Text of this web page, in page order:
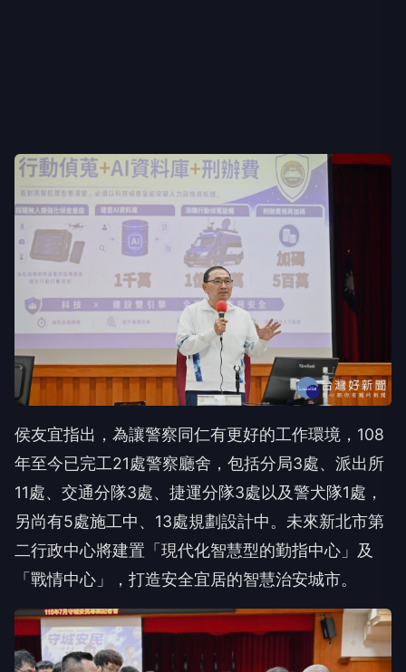
侯友宜指出，為讓警察同仁有更好的工作環境，108
年至今已完工21處警察廳舍，包括分局3處、派出所
11處、交通分隊3處、捷運分隊3處以及警犬隊1處，
另尚有5處施工中、13處規劃設計中。未來新北市第
二行政中心將建置「現代化智慧型的勤指中心」及
「戰情中心」，打造安全宜居的智慧治安城市。